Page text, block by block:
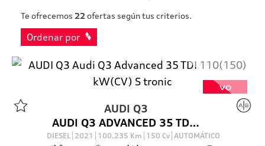
Te ofrecemos 22ofertas según tus criterios.
Ordenar por
VO
AUDI Q3
AUDI Q3 ADVANCED 35 TDI 110(150) KW(CV) S TRONIC
DIESEL 2021 100.235 Km 150 Cv AUTOMÁTICO